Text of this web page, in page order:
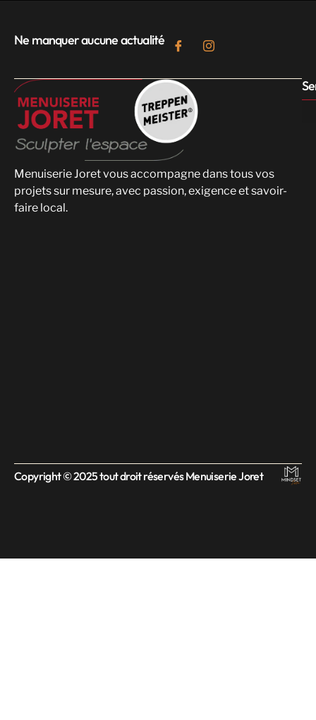
Ne manquer aucune actualité
Menuiserie Joret vous accompagne dans tous vos
projets sur mesure, avec passion, exigence et savoir-
faire local.
Copyright © 2025 tout droit réservés Menuiserie Joret